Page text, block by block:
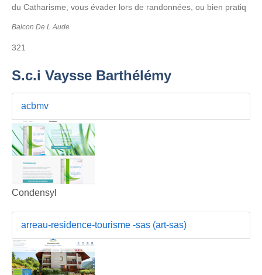
du Catharisme, vous évader lors de randonnées, ou bien pratiq
Balcon De L Aude
321
S.c.i Vaysse Barthélémy
acbmv
Condensyl
arreau-residence-tourisme -sas (art-sas)